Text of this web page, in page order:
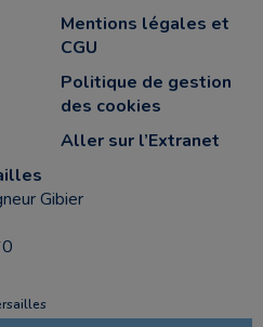
Mentions légales et
CGU
Politique de gestion
des cookies
Aller sur l’Extranet
Gibier